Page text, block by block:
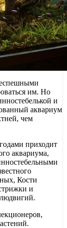
им. Но
и
аквариум
чем
приходит
аквариума,
Кости
и